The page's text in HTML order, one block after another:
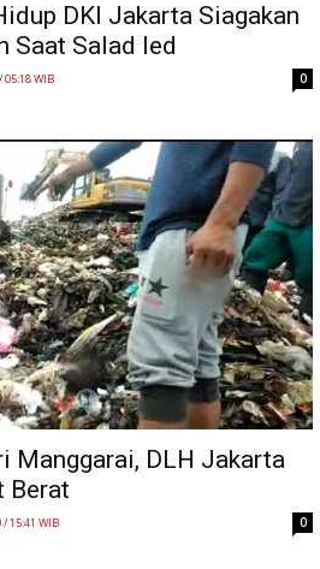
DKI Jakarta Siagakan
Saat Salad Ied
WIB 0
Manggarai, DLH Jakarta
Berat
15:41 WIB 0